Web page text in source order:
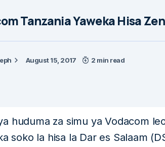
Tanzania Yaweka Hisa
August 15, 2017 2 min read
huduma za simu ya Vodacom
soko la hisa la Dar es Salaam